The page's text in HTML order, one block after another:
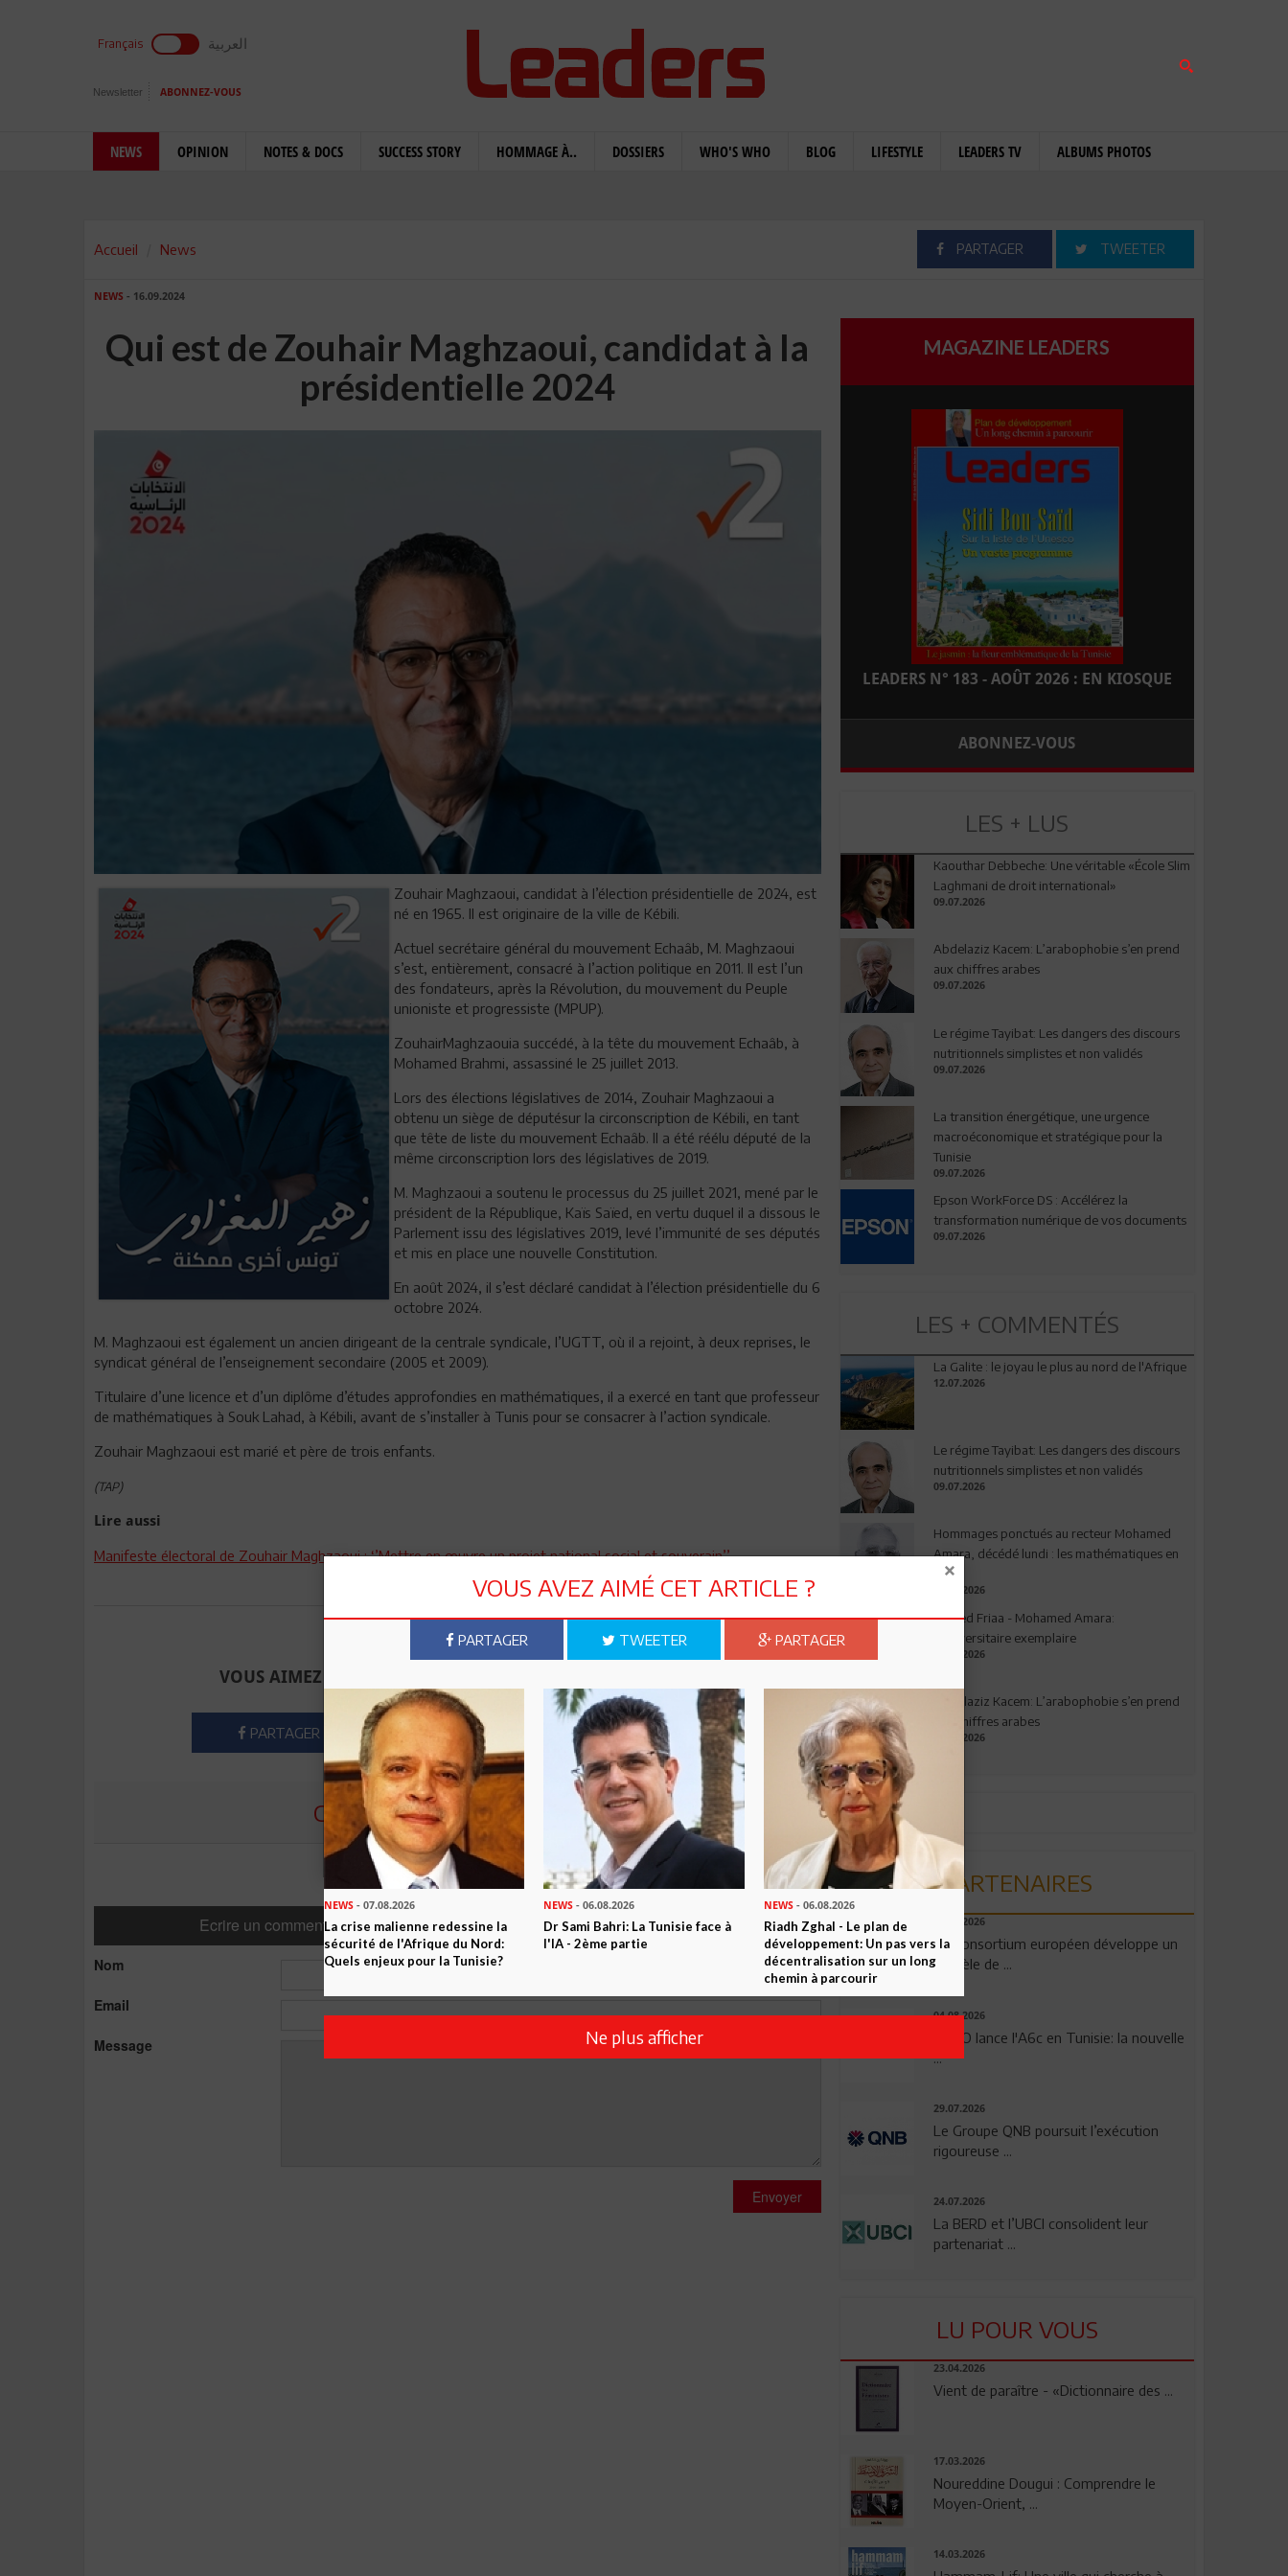
Français العربية
Newsletter ABONNEZ-VOUS
NEWS OPINION NOTES & DOCS SUCCESS STORY HOMMAGE À.. DOSSIERS WHO'S WHO BLOG LIFESTYLE LEADERS TV ALBUMS PHOTOS
Accueil News PARTAGER TWEETER
NEWS - 16.09.2024
Qui est de Zouhair Maghzaoui, candidat à la
présidentielle 2024
Zouhair Maghzaoui, candidat à l’élection présidentielle de 2024, est
né en 1965. Il est originaire de la ville de Kébili.
Actuel secrétaire général du mouvement Echaâb, M. Maghzaoui
s’est, entièrement, consacré à l’action politique en 2011. Il est l’un
des fondateurs, après la Révolution, du mouvement du Peuple
unioniste et progressiste (MPUP).
ZouhairMaghzaouia succédé, à la tête du mouvement Echaâb, à
Mohamed Brahmi, assassiné le 25 juillet 2013.
Lors des élections législatives de 2014, Zouhair Maghzaoui a
obtenu un siège de députésur la circonscription de Kébili, en tant
que tête de liste du mouvement Echaâb. Il a été réélu député de la
même circonscription lors des législatives de 2019.
M. Maghzaoui a soutenu le processus du 25 juillet 2021, mené par le
président de la République, Kaïs Saïed, en vertu duquel il a dissous le
Parlement issu des législatives 2019, levé l’immunité de ses députés
et mis en place une nouvelle Constitution.
En août 2024, il s’est déclaré candidat à l’élection présidentielle du 6
octobre 2024.
M. Maghzaoui est également un ancien dirigeant de la centrale syndicale, l’UGTT, où il a rejoint, à deux reprises, le
syndicat général de l’enseignement secondaire (2005 et 2009).
Titulaire d’une licence et d’un diplôme d’études approfondies en mathématiques, il a exercé en tant que professeur
de mathématiques à Souk Lahad, à Kébili, avant de s’installer à Tunis pour se consacrer à l’action syndicale.
Zouhair Maghzaoui est marié et père de trois enfants.
(TAP)
Lire aussi
Manifeste électoral de Zouhair Maghzaoui : ‘’Mettre en œuvre un projet national social et souverain’’
Envoyer à un ami Imprimer
VOUS AIMEZ CET ARTICLE ? PARTAGEZ-LE AVEC VOS AMIS !
PARTAGER TWEETER ABONNEZ-VOUS
COMMENTER CET ARTICLE
Commentaires
Ecrire un commentaire Commenter
Nom
Email
Message
Envoyer
MAGAZINE LEADERS
LEADERS N° 183 - AOÛT 2026 : EN KIOSQUE
ABONNEZ-VOUS
LES + LUS
Kaouthar Debbeche: Une véritable «École Slim
Laghmani de droit international»
09.07.2026
Abdelaziz Kacem: L’arabophobie s’en prend
aux chiffres arabes
09.07.2026
Le régime Tayibat: Les dangers des discours
nutritionnels simplistes et non validés
09.07.2026
La transition énergétique, une urgence
macroéconomique et stratégique pour la
Tunisie
09.07.2026
Epson WorkForce DS : Accélérez la
transformation numérique de vos documents
09.07.2026
LES + COMMENTÉS
La Galite : le joyau le plus au nord de l'Afrique
12.07.2026
Le régime Tayibat: Les dangers des discours
nutritionnels simplistes et non validés
09.07.2026
Hommages ponctués au recteur Mohamed
Amara, décédé lundi : les mathématiques en
deuil
03.08.2026
Ahmed Friaa - Mohamed Amara:
l’Universitaire exemplaire
04.08.2026
Abdelaziz Kacem: L’arabophobie s’en prend
aux chiffres arabes
09.07.2026
PARTENAIRES
06.08.2026
Un consortium européen développe un
modèle de ...
04.08.2026
OPPO lance l'A6c en Tunisie: la nouvelle
...
29.07.2026
Le Groupe QNB poursuit l’exécution
rigoureuse ...
24.07.2026
La BERD et l’UBCI consolident leur
partenariat ...
LU POUR VOUS
23.04.2026
Vient de paraître - «Dictionnaire des ...
17.03.2026
Noureddine Dougui : Comprendre le
Moyen-Orient, ...
14.03.2026
VOUS AVEZ AIMÉ CET ARTICLE ?
PARTAGER TWEETER PARTAGER
NEWS - 07.08.2026
La crise malienne redessine la
sécurité de l'Afrique du Nord:
Quels enjeux pour la Tunisie?
NEWS - 06.08.2026
Dr Sami Bahri: La Tunisie face à
l'IA - 2ème partie
NEWS- 06.08.2026
Riadh Zghal - Le plan de
développement: Un pas vers la
décentralisation sur un long
chemin à parcourir
Ne plus afficher